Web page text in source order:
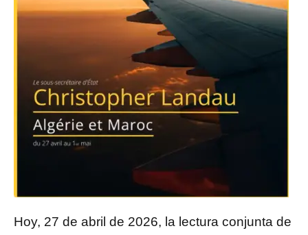
Hoy, 27 de abril de 2026, la lectura conjunta de